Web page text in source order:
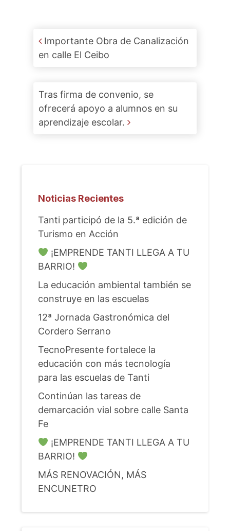
Post navigation
Importante Obra de Canalización
en calle El Ceibo
Tras firma de convenio, se
ofrecerá apoyo a alumnos en su
aprendizaje escolar.
Noticias Recientes
Tanti participó de la 5.ª edición de
Turismo en Acción
¡EMPRENDE TANTI LLEGA A TU
BARRIO!
La educación ambiental también se
construye en las escuelas
12ª Jornada Gastronómica del
Cordero Serrano
TecnoPresente fortalece la
educación con más tecnología
para las escuelas de Tanti
Continúan las tareas de
demarcación vial sobre calle Santa
Fe
¡EMPRENDE TANTI LLEGA A TU
BARRIO!
MÁS RENOVACIÓN, MÁS
ENCUNETRO